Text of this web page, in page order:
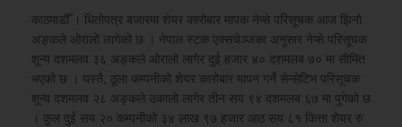
काठमाडौँ । धितोपत्र बजारमा शेयर कारोबार मापक नेप्से परिसूचक आज झिनो
अङ्कले ओरालो लागेको छ । नेपाल स्टक एक्सचेञ्जका अनुसार नेप्से परिसूचक
शून्य दशमलव ३६ अङ्कले ओरालो लागेर दुई हजार ४० दशमलब ७० मा सीमित
भएको छ । यस्तै, ठूला कम्पनीको शेयर कारोबार मापन गर्ने सेन्सेटिभ परिसूचक
शून्य दशमलव २८ अङ्कले उकालो लागेर तीन सय ९४ दशमलब ६७ मा पुगेको छ
। कुल दुई सय २० कम्पनीको ३४ लाख ९७ हजार आठ सय ८१ कित्ता शेयर रु